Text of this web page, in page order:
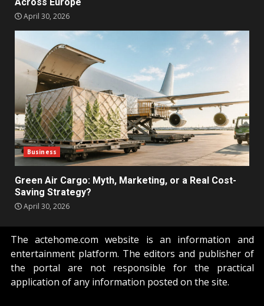
April 30, 2026
Business
Green Air Cargo: Myth, Marketing, or a Real Cost-
Saving Strategy?
April 30, 2026
The actehome.com website is an information and
entertainment platform. The editors and publisher of
the portal are not responsible for the practical
application of any information posted on the site.